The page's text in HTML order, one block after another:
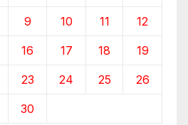
9 10 11 12
16 17 18 19
23 24 25 26
30